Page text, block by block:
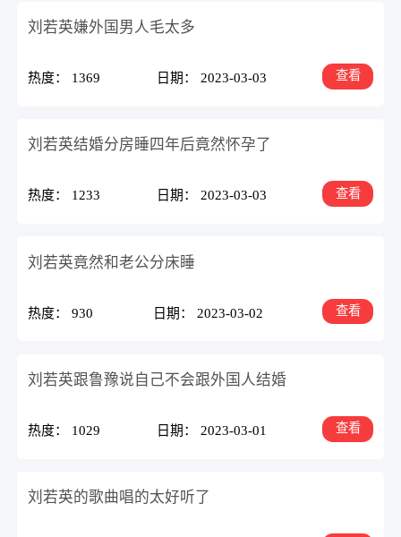
刘若英嫌外国男人毛太多
热度： 1369 日期： 2023-03-03 查看
刘若英结婚分房睡四年后竟然怀孕了
热度： 1233 日期： 2023-03-03 查看
刘若英竟然和老公分床睡
热度： 930 日期： 2023-03-02 查看
刘若英跟鲁豫说自己不会跟外国人结婚
热度： 1029 日期： 2023-03-01 查看
刘若英的歌曲唱的太好听了